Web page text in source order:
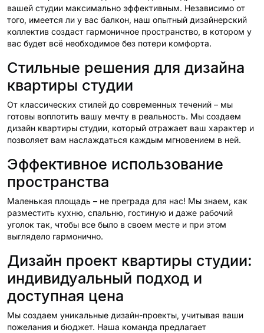
вашей студии максимально эффективным. Независимо от
того, имеется ли у вас балкон, наш опытный дизайнерский
коллектив создаст гармоничное пространство, в котором у
вас будет всё необходимое без потери комфорта.
Стильные решения для дизайна
квартиры студии
От классических стилей до современных течений – мы
готовы воплотить вашу мечту в реальность. Мы создаем
дизайн квартиры студии, который отражает ваш характер и
позволяет вам наслаждаться каждым мгновением в ней.
Эффективное использование
пространства
Маленькая площадь – не преграда для нас! Мы знаем, как
разместить кухню, спальню, гостиную и даже рабочий
уголок так, чтобы все было в своем месте и при этом
выглядело гармонично.
Дизайн проект квартиры студии:
индивидуальный подход и
доступная цена
Мы создаем уникальные дизайн-проекты, учитывая ваши
пожелания и бюджет. Наша команда предлагает